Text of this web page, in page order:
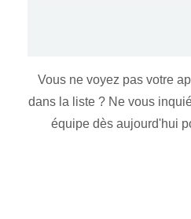
Vous ne voyez pas votre
dans la liste ? Ne vous
équipe dès aujourd'hui